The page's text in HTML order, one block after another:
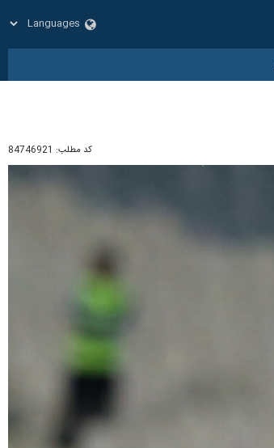
کد مطلب: 84746921